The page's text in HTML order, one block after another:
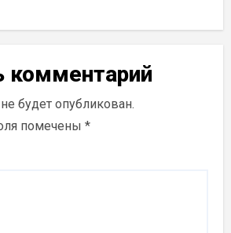
комментарий
будет опубликован.
помечены*